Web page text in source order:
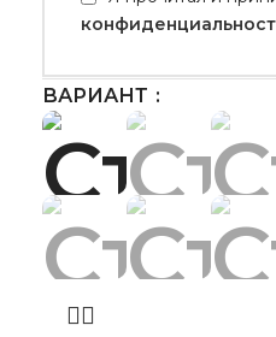
ВАРИАНТ